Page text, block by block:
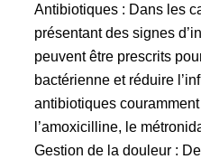
Antibiotiques : Dans les
présentant des signes
peuvent être prescrits
bactérienne et réduire
antibiotiques
l’amoxicilline, le
Gestion de la douleur :